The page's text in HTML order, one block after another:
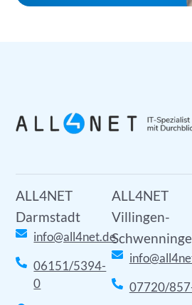
ALL4NET
Darmstadt
info@all4net.de
06151/5394-
0
ALL4NET
Villingen-
07720/